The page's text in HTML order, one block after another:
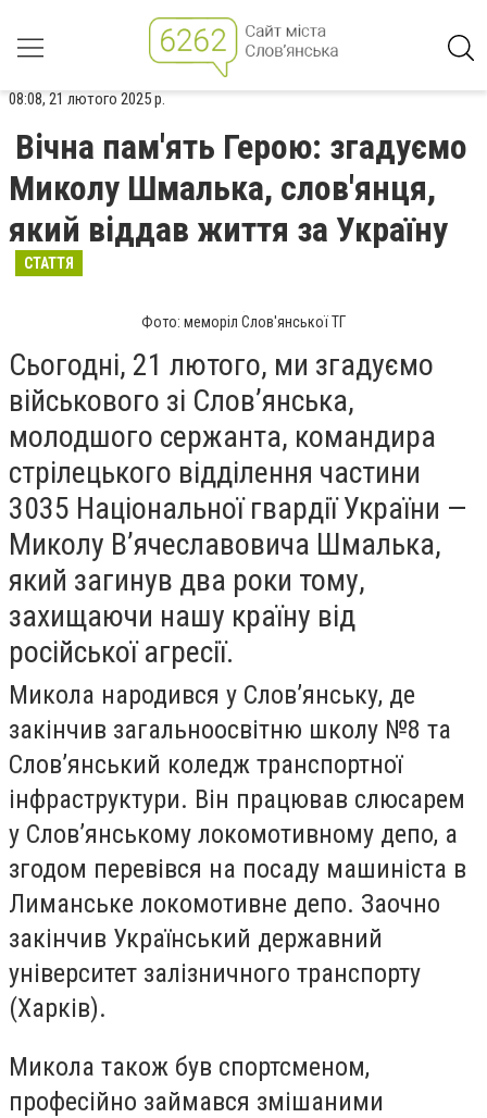
08:08, 21 лютого 2025 р.
Вічна пам'ять Герою: згадуємо
Миколу Шмалька, слов'янця,
який віддав життя за Україну
СТАТТЯ
Фото: меморіл Слов'янської ТГ
Сьогодні, 21 лютого, ми згадуємо
військового зі Слов’янська,
молодшого сержанта, командира
стрілецького відділення частини
3035 Національної гвардії України —
Миколу В’ячеславовича Шмалька,
який загинув два роки тому,
захищаючи нашу країну від
російської агресії.
Микола народився у Слов’янську, де
закінчив загальноосвітню школу №8 та
Слов’янський коледж транспортної
інфраструктури. Він працював слюсарем
у Слов’янському локомотивному депо, а
згодом перевівся на посаду машиніста в
Лиманське локомотивне депо. Заочно
закінчив Український державний
університет залізничного транспорту
(Харків).
Микола також був спортсменом,
професійно займався змішаними